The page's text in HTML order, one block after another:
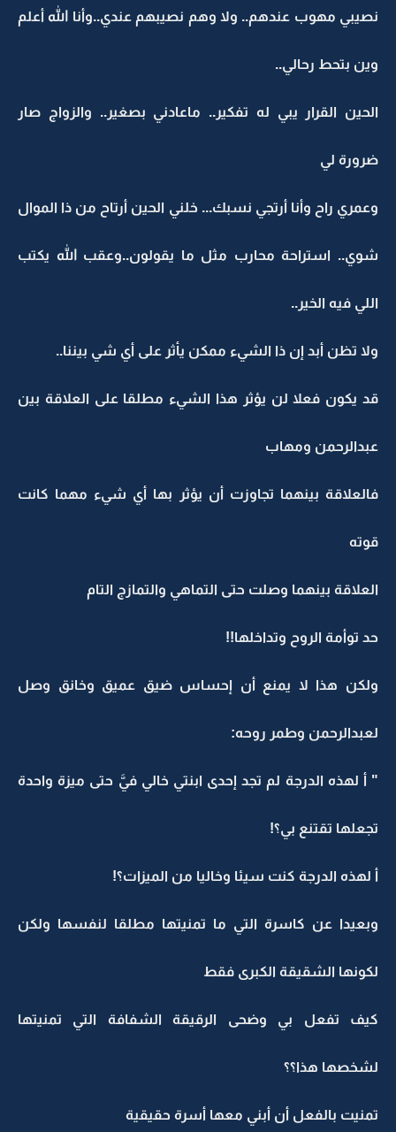
نصيبي مهوب عندهم.. ولا وهم نصيبهم عندي..وأنا الله أعلم
وين بتحط رحالي..
الحين القرار يبي له تفكير.. ماعادني بصغير.. والزواج صار
ضرورة لي
وعمري راح وأنا أرتجي نسبك... خلني الحين أرتاح من ذا الموال
شوي.. استراحة محارب مثل ما يقولون..وعقب الله يكتب
اللي فيه الخير..
ولا تظن أبد إن ذا الشيء ممكن يأثر على أي شي بيننا..
قد يكون فعلا لن يؤثر هذا الشيء مطلقا على العلاقة بين
عبدالرحمن ومهاب
فالعلاقة بينهما تجاوزت أن يؤثر بها أي شيء مهما كانت
قوته
العلاقة بينهما وصلت حتى التماهي والتمازج التام
حد توأمة الروح وتداخلها!!
ولكن هذا لا يمنع أن إحساس ضيق عميق وخانق وصل
لعبدالرحمن وطمر روحه:
" أ لهذه الدرجة لم تجد إحدى ابنتي خالي فيَّ حتى ميزة واحدة
تجعلها تقتنع بي؟!
أ لهذه الدرجة كنت سيئا وخاليا من الميزات؟!
وبعيدا عن كاسرة التي ما تمنيتها مطلقا لنفسها ولكن
لكونها الشقيقة الكبرى فقط
كيف تفعل بي وضحى الرقيقة الشفافة التي تمنيتها
لشخصها هذا؟؟
تمنيت بالفعل أن أبني معها أسرة حقيقية